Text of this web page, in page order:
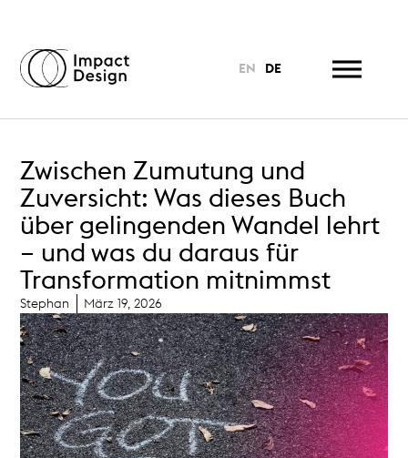
EN DE
Zwischen Zumutung und
Zuversicht: Was dieses Buch
über gelingenden Wandel lehrt
– und was du daraus für
Transformation mitnimmst
Stephan März 19, 2026